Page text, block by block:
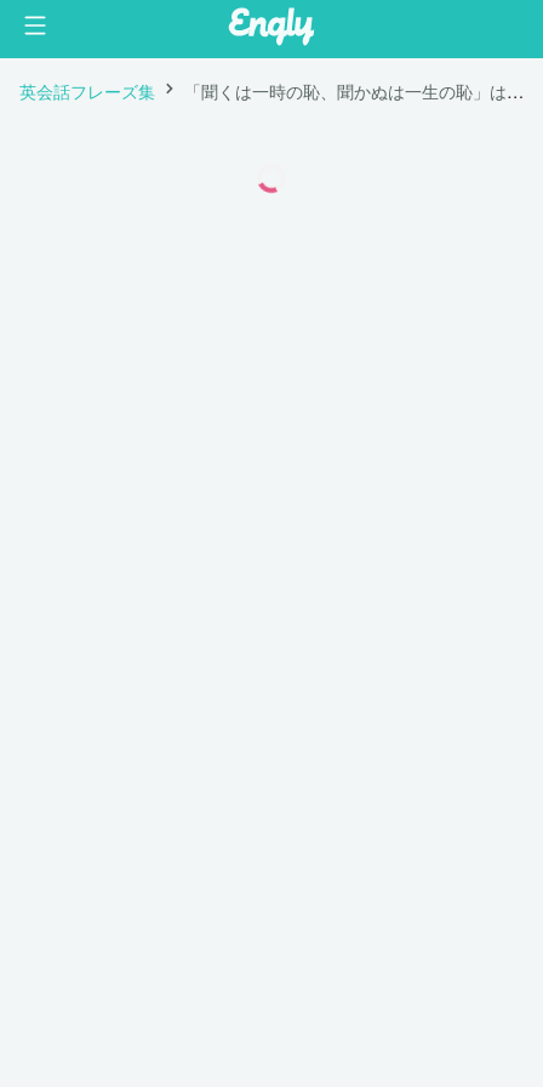
英会話フレーズ集 「聞くは一時の恥、聞かぬは一生の恥」は英語で "Better to ask the way than go astray."